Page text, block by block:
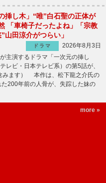
挿し木」“唯”白石聖の正体が
「車椅子だったよね」「宗教
山田涼介がつらい」
ドラマ
2026年8月3日
主演するドラマ「一次元の挿し
レビ・日本テレビ系）の第5話が、
みます） 本作は、松下龍之介氏の
200年前の人骨が、失踪した妹の
more »